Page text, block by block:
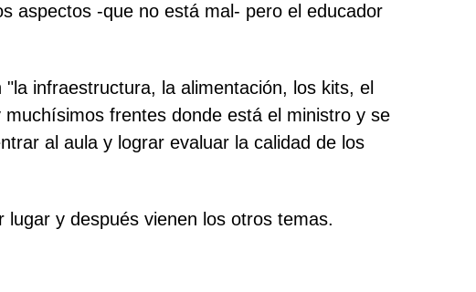
aspectos -que no está mal- pero el educador
infraestructura, la alimentación, los kits, el
frentes donde está el ministro y se
al aula y lograr evaluar la calidad de los
y después vienen los otros temas.